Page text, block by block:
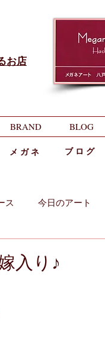
お店
BRAND BLOG
メ ガ ネ ブ ロ グ
ス 今日のアート
入り♪